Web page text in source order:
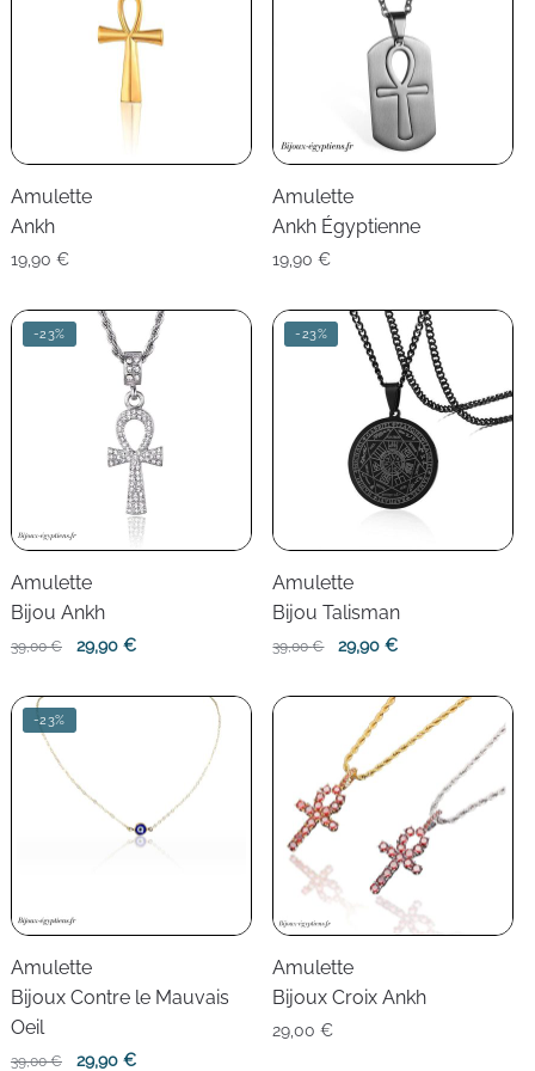
Amulette
Ankh
19,90 €
Amulette
Ankh Égyptienne
19,90€
-23%
Amulette
Bijou Ankh
39,00€
Le
initial
29,90 €Le
actuel
-23%
Amulette
Bijou Talisman
39,00€
Le
initial
était :
39,00 €.
29,90€Le
actuel
est :
29,90 €.
-23%
Amulette
Bijoux Contre le Mauvais
Oeil
39,00€ Le
29,90 €Le
Amulette
Bijoux Croix Ankh
29,00€